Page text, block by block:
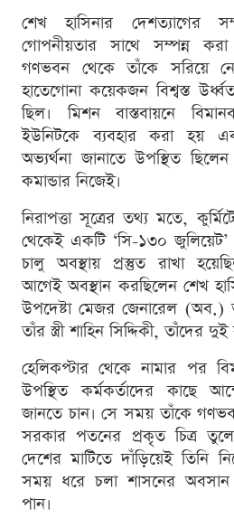
শেখ হাসিনার দেশত্যাগের
গোপনীয়তার সাথে সম্পন্ন
গণভবন থেকে তাঁকে সরিয়ে
হাতেগোনা কয়েকজন বিশ্বস্ত
ছিল। মিশন বাস্তবায়নে
ইউনিটকে ব্যবহার করা হয়
অভ্যর্থনা জানাতে উপস্থিত
কমান্ডার নিজেই।
নিরাপত্তা সূত্রের তথ্য মতে,
থেকেই একটি ‘সি-১৩০ জুলিয়েট’
চালু অবস্থায় প্রস্তুত রাখা
আগেই অবস্থান করছিলেন শেখ
উপদেষ্টা মেজর জেনারেল (অব.)
তাঁর স্ত্রী শাহিন সিদ্দিকী, তাঁদের
হেলিকপ্টার থেকে নামার পর
উপস্থিত কর্মকর্তাদের কাছে
জানতে চান। সে সময় তাঁকে
সরকার পতনের প্রকৃত চিত্র
দেশের মাটিতে দাঁড়িয়েই তিনি
সময় ধরে চলা শাসনের অবসান
পান।